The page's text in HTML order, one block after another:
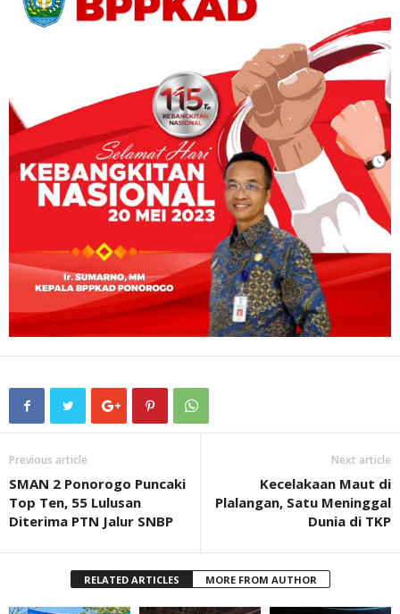
Previous article
SMAN 2 Ponorogo Puncaki
Top Ten, 55 Lulusan
Diterima PTN Jalur SNBP
Next article
Kecelakaan Maut di
Plalangan, Satu Meninggal
Dunia di TKP
RELATED ARTICLES MORE FROM AUTHOR